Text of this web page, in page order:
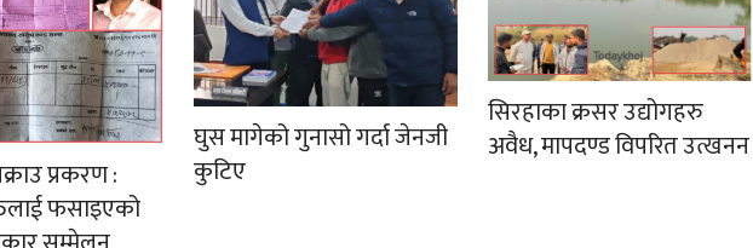
प्रकरण :
फसाइएको
घुस मागेको गुनासो गर्दा जेनजी
कुटिए
सिरहाका क्रसर उद्योगहरु
अवैध, मापदण्ड विपरित उत्खनन